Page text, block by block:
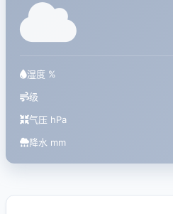
湿度 %
级
气压 hPa
降水 mm